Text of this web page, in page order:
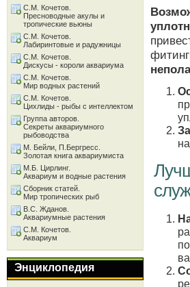
С.М. Кочетов.
Пресноводные акулы и
тропические вьюны
С.М. Кочетов.
Лабиринтовые и радужницы
С.М. Кочетов.
Дискусы - короли аквариума
С.М. Кочетов.
Мир водных растений
С.М. Кочетов.
Цихлиды - рыбы с интеллектом
Группа авторов.
Секреты аквариумного
рыбоводства
М. Бейли, П.Бергресс.
Золотая книга аквариумиста
М.Б. Цирлинг.
Аквариум и водные растения
Сборник статей.
Мир тропических рыб
В.С. Жданов.
Аквариумные растения
С.М. Кочетов.
Аквариум
Энциклопедия